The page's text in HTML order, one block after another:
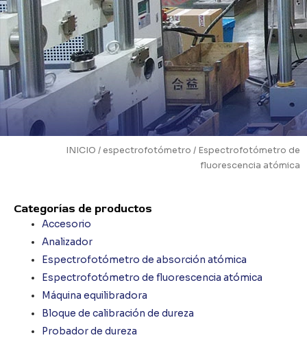
INICIO / espectrofotómetro / Espectrofotómetro de
fluorescencia atómica
Categorías de productos
Accesorio
Analizador
Espectrofotómetro de absorción atómica
Espectrofotómetro de fluorescencia atómica
Máquina equilibradora
Bloque de calibración de dureza
Probador de dureza